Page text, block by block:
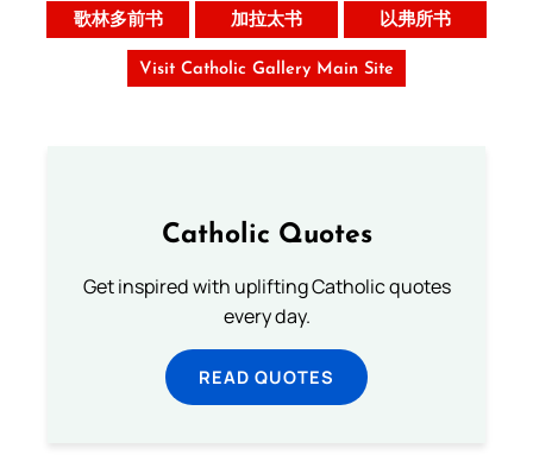
歌林多前书 加拉太书 以弗所书
Visit Catholic Gallery Main Site
Catholic Quotes
Get inspired with uplifting Catholic quotes
every day.
READ QUOTES